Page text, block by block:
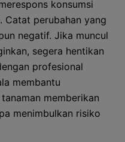
konsumsi
. Catat perubahan yang
negatif. Jika muncul
segera hentikan
profesional
membantu
memberikan
menimbulkan risiko